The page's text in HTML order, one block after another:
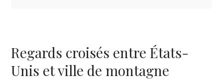
Regards croisés entre États-
Unis et ville de montagne